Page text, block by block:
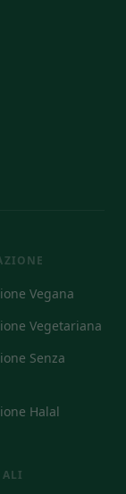
Vegana
Vegetariana
Senza
Halal